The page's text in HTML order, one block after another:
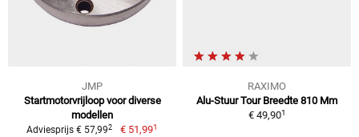
JMP
Startmotorvrijloop voor diverse
modellen
Adviesprijs € 57,992 € 51,991
RAXIMO
Alu-Stuur Tour Breedte 810 Mm
€ 49,901